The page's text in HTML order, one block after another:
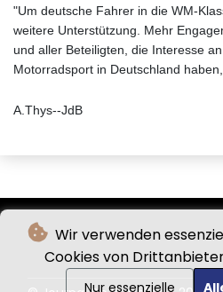
Wir verwenden
Cookies von
Nur essenzielle
"Um deutsche Fahrer in die WM-
weitere Unterstützung. Mehr
und aller Beteiligten, die Interesse
Motorradsport in Deutschland
A.Thys--JdB